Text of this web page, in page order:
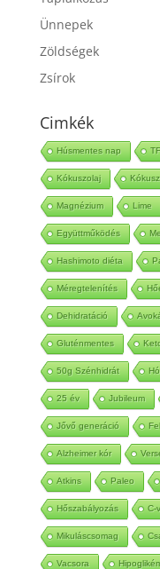
Ünnepek
Zöldségek
Zsírok
Cimkék
Húsmentes nap TF
Kókuszolaj
Magnézium Lime
Együttműködés
Hashimoto diéta
Méregtelenítés
Dehidratáció
Gluténmentes
50g Szénhidrát
25 év Jubileum
Jővő generáció
Alzheimer kór
Atkins Paleo
Hőszabályozás C-
Mikuláscsomag
Vacsora